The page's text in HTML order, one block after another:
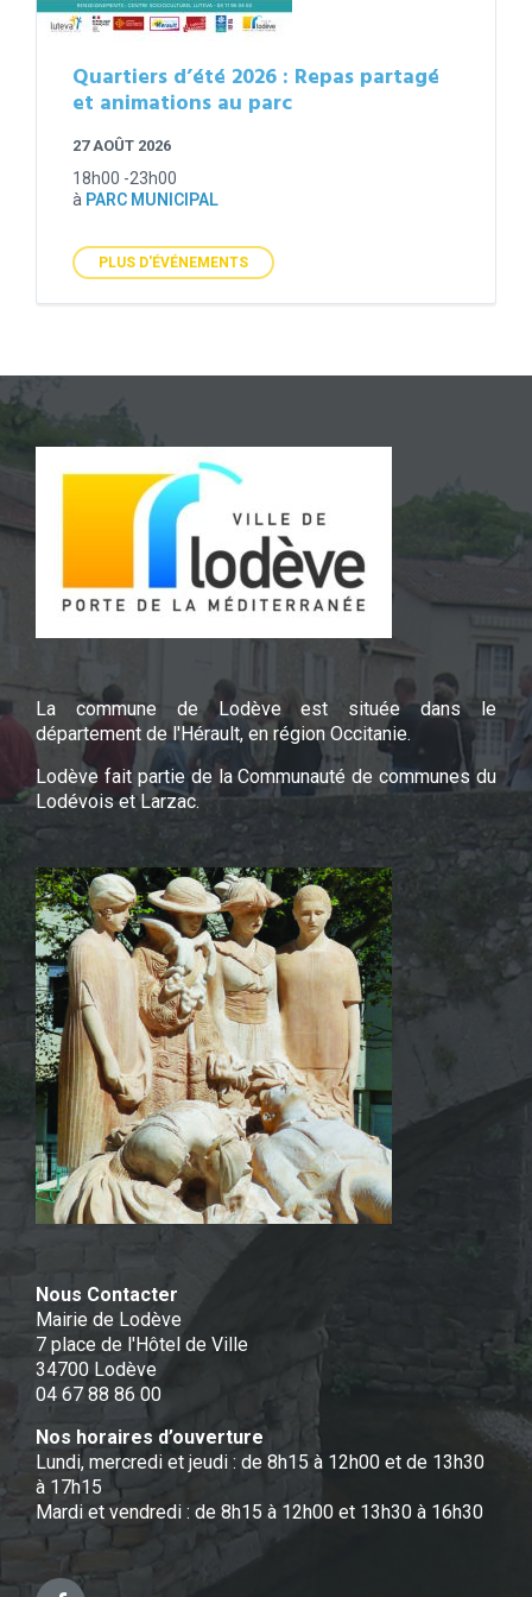
Quartiers d’été 2026 : Repas partagé
et animations au parc
27 AOÛT 2026
18h00 -23h00
à PARC MUNICIPAL
PLUS D'ÉVÉNEMENTS
La commune de Lodève est située dans le
département de l'Hérault, en région Occitanie.
Lodève fait partie de la Communauté de communes du
Lodévois et Larzac.
Nous Contacter
Mairie de Lodève
7 place de l'Hôtel de Ville
34700 Lodève
04 67 88 86 00
Nos horaires d’ouverture
Lundi, mercredi et jeudi : de 8h15 à 12h00 et de 13h30
à 17h15
Mardi et vendredi : de 8h15 à 12h00 et 13h30 à 16h30